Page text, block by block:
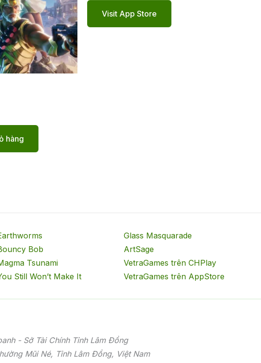
hàng
Visit App Store
Bob
Tsunami
Still Won’t Make It
Glass Masquarade
ArtSage
VetraGames trên CHPlay
VetraGames trên AppStore
- Sở Tài Chính Tỉnh Lâm Đồng
Mũi Né, Tỉnh Lâm Đồng, Việt Nam